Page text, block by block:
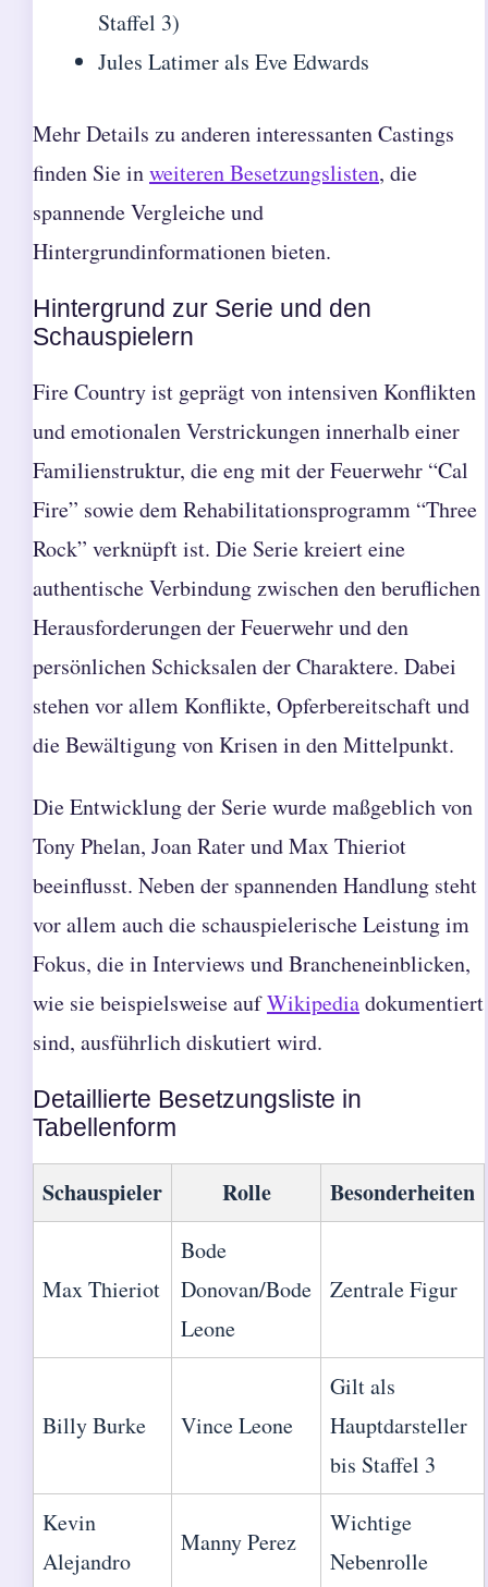
Staffel 3)
Jules Latimer als Eve Edwards
Mehr Details zu anderen interessanten Castings
finden Sie inweiteren Besetzungslisten, die
spannende Vergleiche und
Hintergrundinformationen bieten.
Hintergrund zur Serie und den
Schauspielern
Fire Country ist geprägt von intensiven Konflikten
und emotionalen Verstrickungen innerhalb einer
Familienstruktur, die eng mit der Feuerwehr “Cal
Fire” sowie dem Rehabilitationsprogramm “Three
Rock” verknüpft ist. Die Serie kreiert eine
authentische Verbindung zwischen den beruflichen
Herausforderungen der Feuerwehr und den
persönlichen Schicksalen der Charaktere. Dabei
stehen vor allem Konflikte, Opferbereitschaft und
die Bewältigung von Krisen in den Mittelpunkt.
Die Entwicklung der Serie wurde maßgeblich von
Tony Phelan, Joan Rater und Max Thieriot
beeinflusst. Neben der spannenden Handlung steht
vor allem auch die schauspielerische Leistung im
Fokus, die in Interviews und Brancheneinblicken,
wie sie beispielsweise aufWikipediadokumentiert
sind, ausführlich diskutiert wird.
Detaillierte Besetzungsliste in
Tabellenform
Schauspieler Rolle Besonderheiten
Max Thieriot
Bode
Donovan/Bode
Leone
Zentrale Figur
Billy Burke Vince Leone
Gilt als
Hauptdarsteller
bis Staffel 3
Kevin
Alejandro
Manny Perez
Wichtige
Nebenrolle